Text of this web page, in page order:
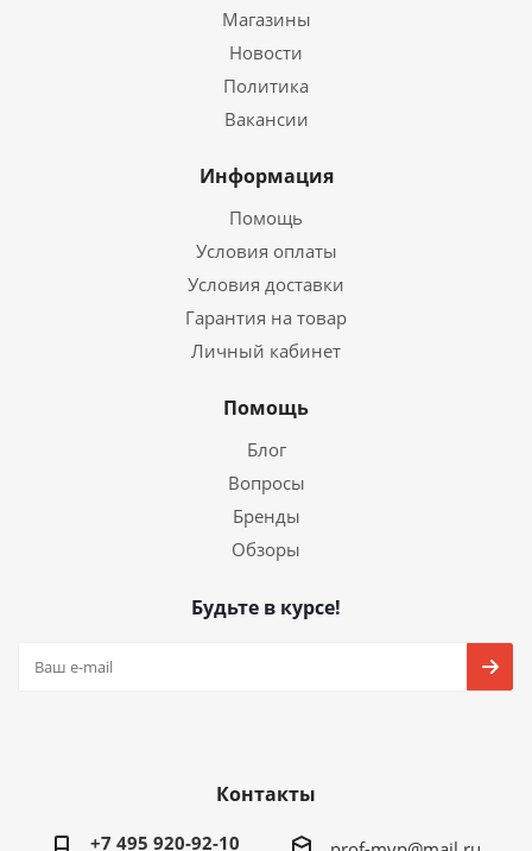
Магазины
Новости
Политика
Вакансии
Информация
Помощь
Условия оплаты
Условия доставки
Гарантия на товар
Личный кабинет
Помощь
Блог
Вопросы
Бренды
Обзоры
Будьте в курсе!
Контакты
+7 495 920-92-10